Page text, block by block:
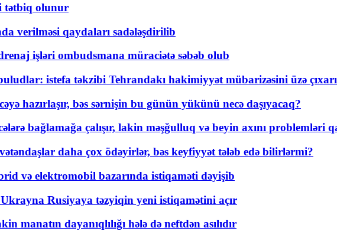
tətbiq olunur
verilməsi qaydaları sadələşdirilib
işləri ombudsmana müraciətə səbəb olub
istefa təkzibi Tehrandakı hakimiyyət mübarizəsini üzə
hazırlaşır, bəs sərnişin bu günün yükünü necə daşıyacaq?
bağlamağa çalışır, lakin məşğulluq və beyin axını problemləri
daha çox ödəyirlər, bəs keyfiyyət tələb edə bilirlərmi?
və elektromobil bazarında istiqaməti dəyişib
Rusiyaya təzyiqin yeni istiqamətini açır
manatın dayanıqlılığı hələ də neftdən asılıdır